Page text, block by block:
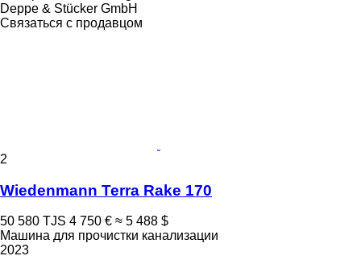
Deppe & Stücker GmbH
Связаться с продавцом
2
Wiedenmann Terra Rake 170
50 580 TJS 4 750 € ≈ 5 488 $
Машина для прочистки канализации
2023